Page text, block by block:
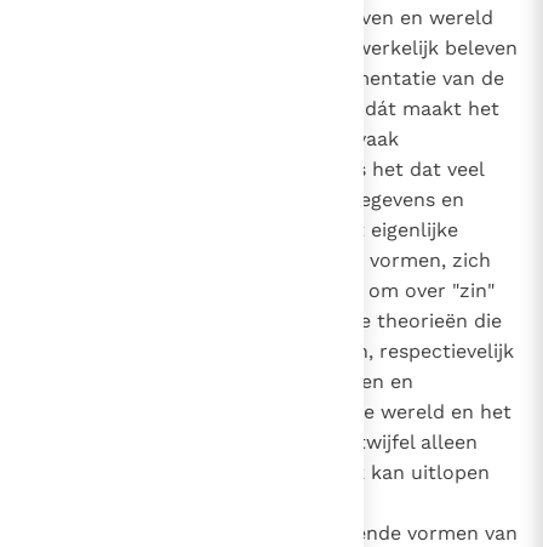
gestempelde opvattingen over leven en wereld
zijn zo talrijk geworden, dat we werkelijk beleven
hoe het verschijnsel van de fragmentatie van de
kennis om zich heen grijpt. Juist dát maakt het
zoeken naar een zin moeilijk en vaak
vruchteloos. Nog dramatischer is het dat veel
mensen, in de maalstroom van gegevens en
feiten waarin we leven en die het eigenlijke
weefsel van het leven schijnen te vormen, zich
afvragen of het nog wel zin heeft om over "zin"
te praten. De meerderheid van de theorieën die
als om strijd een antwoord geven, respectievelijk
de verschillende manieren van zien en
beoordelen met betrekking tot de wereld en het
leven van de mens, maken deze twijfel alleen
maar erger, zodat hij gemakkelijk kan uitlopen
onverschilligheid, of op verschillende vormen van